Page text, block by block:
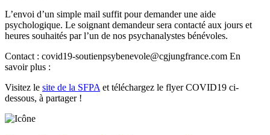
L’envoi d’un simple mail suffit pour demander une aide
psychologique. Le soignant demandeur sera contacté aux jours et
heures souhaités par l’un de nos psychanalystes bénévoles.
Contact : covid19-soutienpsybenevole@cgjungfrance.com En
savoir plus :
Visitez le site de la SFPAet téléchargez le flyer COVID19 ci-
dessous, à partager !